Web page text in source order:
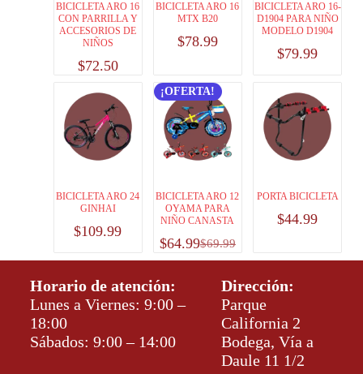
BICICLETA ARO 16
CON PARRILLA Y
ACCESORIOS DE
NIÑOS
$72.50
BICICLETA ARO 16
MTX B20
$78.99
BICICLETA ARO 16-
D1904 PARA NIÑO
MODELO D1904
$79.99
BICICLETA ARO 24
GINHAI
$109.99
¡OFERTA!
BICICLETA ARO 12
OYAMA PARA
NIÑO CANASTA
$69.99
$64.99
PORTA BICICLETA
$44.99
Horario de atención:
Lunes a Viernes: 9:00 –
18:00
Sábados: 9:00 – 14:00
Dirección:
Parque
California 2
Bodega, Vía a
Daule 11 1/2